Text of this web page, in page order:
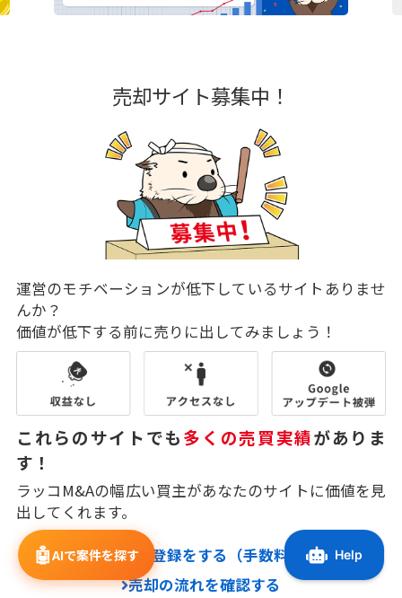
売却サイト募集中！
運営のモチベーションが低下しているサイトありませ
んか？
価値が低下する前に売りに出してみましょう！
これらのサイトでも多くの売買実績がありま
す！
ラッコM&Aの幅広い買主があなたのサイトに価値を見
出してくれます。
売却サイト登録をする（手数料無料）
売却の流れを確認する
🤖AIで案件を探す